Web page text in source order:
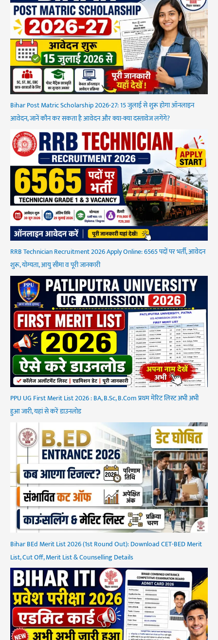
Bihar Post Matric Scholarship 2026-27: 15 जुलाई से शुरू होगा ऑनलाइन
आवेदन, जानें कौन कर सकता है आवेदन और क्या-क्या दस्तावेज लगेंगे?
RRB Technician Recruitment 2026 Apply Online: 6565 पदों पर भर्ती, आवेदन
शुरू, योग्यता, आयु सीमा व पूरी जानकारी
PPU UG First Merit List 2026 : BA, B.Sc, B.Com प्रथम मेरिट लिस्ट अभी अभी
हुआ जारी, यहां से करें डाउनलोड
Bihar BEd Merit List 2026 (1st Round Out): Download CET-BED Merit
List, Cut Off, Merit List & Counselling Details